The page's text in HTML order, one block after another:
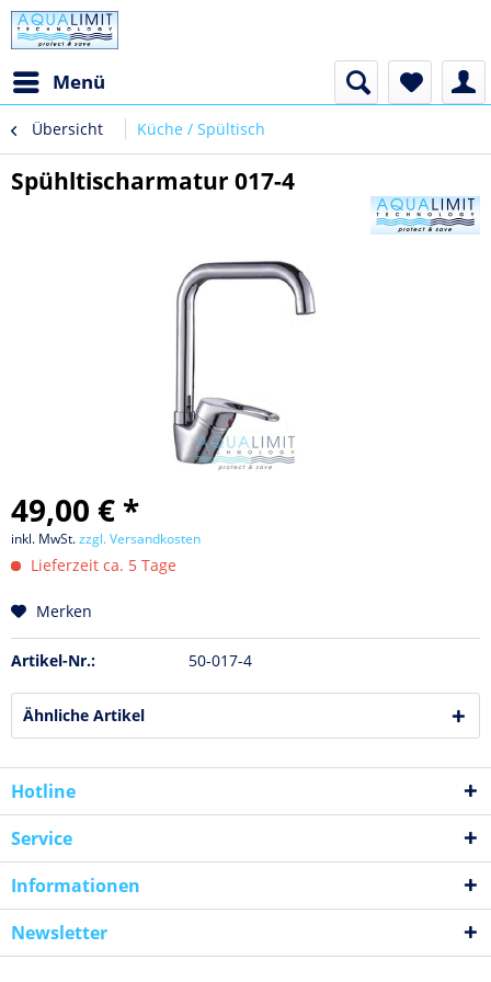
Menü
Übersicht Küche / Spültisch
Spühltischarmatur 017-4
49,00 € *
inkl. MwSt.zzgl. Versandkosten
Lieferzeit ca. 5 Tage
Merken
Artikel-Nr.: 50-017-4
Ähnliche Artikel
Hotline
Service
Informationen
Newsletter